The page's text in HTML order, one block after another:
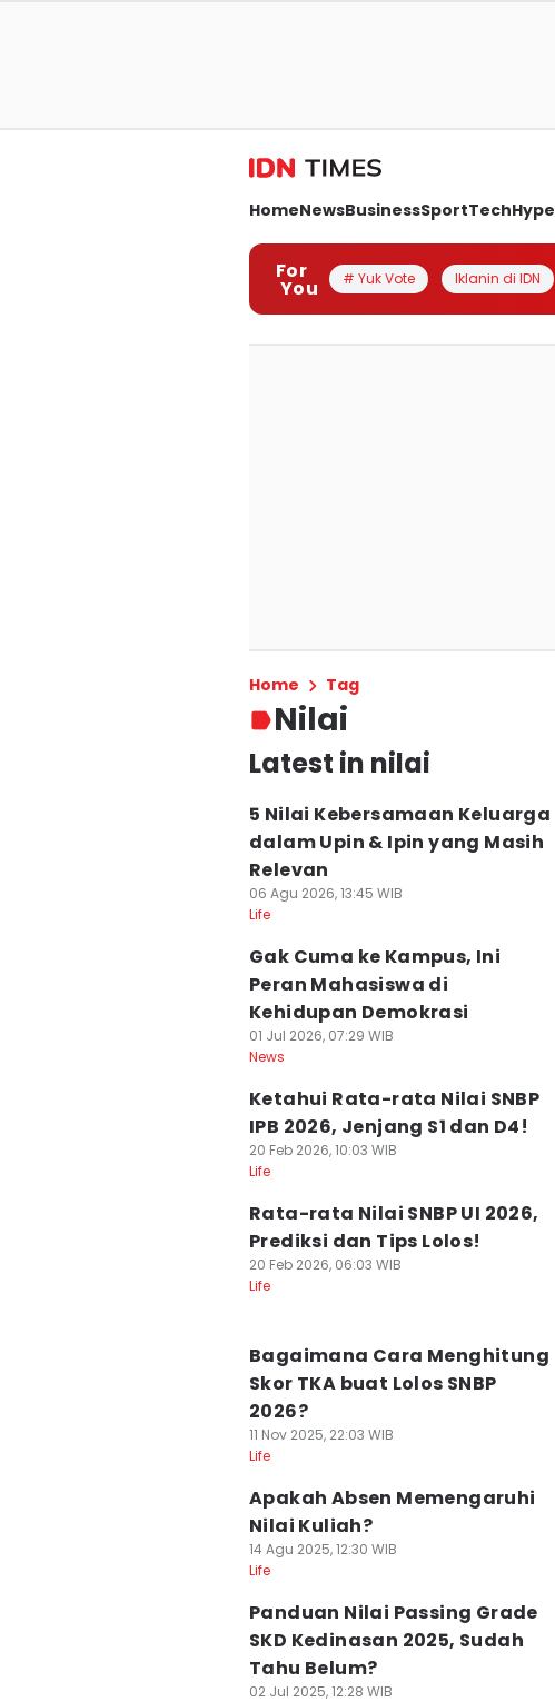
HomeNewsBusinessSportTechHype
For
You # Yuk Vote Iklanin di IDN
Home Tag
Nilai
Latest in nilai
5 Nilai Kebersamaan Keluarga
dalam Upin & Ipin yang Masih
Relevan
06 Agu 2026, 13:45 WIB
Life
Gak Cuma ke Kampus, Ini
Peran Mahasiswa di
Kehidupan Demokrasi
01 Jul 2026, 07:29 WIB
News
Ketahui Rata-rata Nilai SNBP
IPB 2026, Jenjang S1 dan D4!
20 Feb 2026, 10:03 WIB
Life
Rata-rata Nilai SNBP UI 2026,
Prediksi dan Tips Lolos!
20 Feb 2026, 06:03 WIB
Life
Bagaimana Cara Menghitung
Skor TKA buat Lolos SNBP
2026?
11 Nov 2025, 22:03 WIB
Life
Apakah Absen Memengaruhi
Nilai Kuliah?
14 Agu 2025, 12:30 WIB
Life
Panduan Nilai Passing Grade
SKD Kedinasan 2025, Sudah
Tahu Belum?
02 Jul 2025, 12:28 WIB